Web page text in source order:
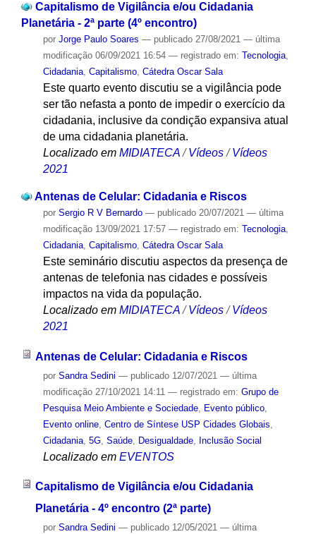
Capitalismo de Vigilância e/ou Cidadania
Planetária - 2ª parte (4º encontro)
por Jorge Paulo Soares — publicado27/08/2021 — última
modificação06/09/2021 16:54 — registrado em: Tecnologia,
Cidadania, Capitalismo, Cátedra Oscar Sala
Este quarto evento discutiu se a vigilância pode
ser tão nefasta a ponto de impedir o exercício da
cidadania, inclusive da condição expansiva atual
de uma cidadania planetária.
Localizado em MIDIATECA /Vídeos /Vídeos
2021
Antenas de Celular: Cidadania e Riscos
por Sergio R V Bernardo — publicado20/07/2021 — última
modificação13/09/2021 17:57 — registrado em: Tecnologia,
Cidadania, Capitalismo, Cátedra Oscar Sala
Este seminário discutiu aspectos da presença de
antenas de telefonia nas cidades e possíveis
impactos na vida da população.
Localizado em MIDIATECA /Vídeos /Vídeos
2021
Antenas de Celular: Cidadania e Riscos
por Sandra Sedini — publicado12/07/2021 — última
modificação27/10/2021 14:11 — registrado em: Grupo de
Pesquisa Meio Ambiente e Sociedade, Evento público,
Evento online, Centro de Síntese USP Cidades Globais
Cidadania, 5G, Saúde, Desigualdade, Inclusão Social
Localizado em EVENTOS
Capitalismo de Vigilância e/ou Cidadania
Planetária - 4º encontro (2ª parte)
por Sandra Sedini — publicado12/05/2021 — última